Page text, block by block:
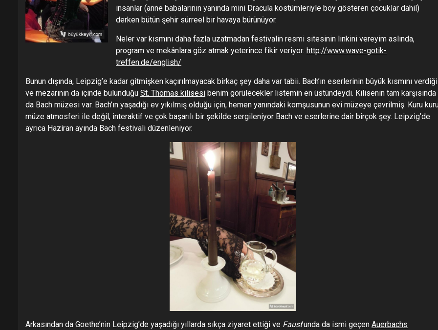
insanlar (anne babalarının yanında mini Dracula kostümleriyle boy gösteren çocuklar dahil)
derken bütün şehir sürreel bir havaya bürünüyor.
Neler var kısmını daha fazla uzatmadan festivalin resmi sitesinin linkini vereyim aslında,
program ve mekânlara göz atmak yeterince fikir veriyor: http://www.wave-gotik-
treffen.de/english/
Bunun dışında, Leipzig’e kadar gitmişken kaçırılmayacak birkaç şey daha var tabii. Bach’ın eserlerinin büyük kısmını verdiği
ve mezarının da içinde bulunduğu St. Thomas kilisesi benim görülecekler listemin en üstündeydi. Kilisenin tam karşısında
da Bach müzesi var. Bach’ın yaşadığı ev yıkılmış olduğu için, hemen yanındaki komşusunun evi müzeye çevrilmiş. Kuru
müze atmosferi ile değil, interaktif ve çok başarılı bir şekilde sergileniyor Bach ve eserlerine dair birçok şey. Leipzig’de
ayrıca Haziran ayında Bach festivali düzenleniyor.
Arkasından da Goethe’nin Leipzig’de yaşadığı yıllarda sıkça ziyaret ettiği ve Faust’unda da ismi geçen Auerbachs